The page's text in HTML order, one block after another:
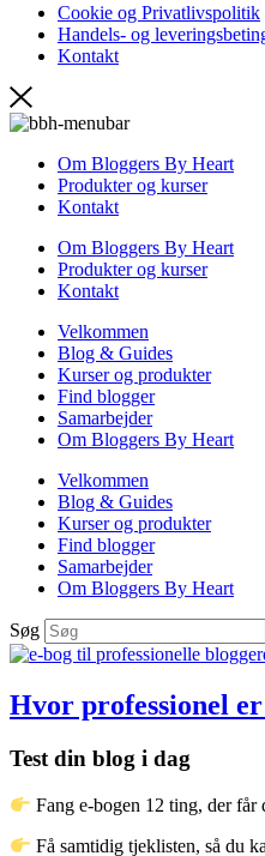
Cookie og Privatlivspolitik
Handels- og
Kontakt
Om Bloggers By Heart
Produkter og kurser
Kontakt
Om Bloggers By Heart
Produkter og kurser
Kontakt
Velkommen
Blog & Guides
Kurser og produkter
Find blogger
Samarbejder
Om Bloggers By Heart
Velkommen
Blog & Guides
Kurser og produkter
Find blogger
Samarbejder
Om Bloggers By Heart
Søg
Hvor professionel
Test din blog i dag
Fang e-bogen 12 ting, der
Få samtidig tjeklisten, så du